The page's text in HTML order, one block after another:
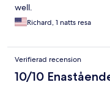
well.
Richard, 1 natts resa
Verifierad recension
10/10